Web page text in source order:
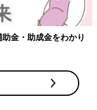
せに寝かせ、赤ちゃ
す。慣れてくるとだ
ゆるめたりとコント
て揺れる心地よさが
。ママ・パパのエク
金・助成金をわかり